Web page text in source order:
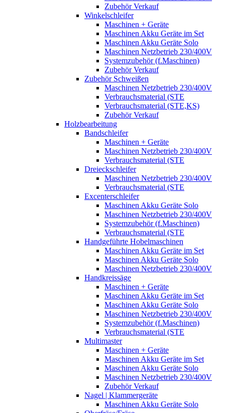
Zubehör Verkauf
Winkelschleifer
Maschinen + Geräte
Maschinen Akku Geräte im Set
Maschinen Akku Geräte Solo
Maschinen Netzbetrieb 230/400V
Systemzubehör (f.Maschinen)
Zubehör Verkauf
Zubehör Schweißen
Maschinen Netzbetrieb 230/400V
Verbrauchsmaterial (STE
Verbrauchsmaterial (STE,KS)
Zubehör Verkauf
Holzbearbeitung
Bandschleifer
Maschinen + Geräte
Maschinen Netzbetrieb 230/400V
Verbrauchsmaterial (STE
Dreieckschleifer
Maschinen Netzbetrieb 230/400V
Verbrauchsmaterial (STE
Excenterschleifer
Maschinen Akku Geräte Solo
Maschinen Netzbetrieb 230/400V
Systemzubehör (f.Maschinen)
Verbrauchsmaterial (STE
Handgeführte Hobelmaschinen
Maschinen Akku Geräte im Set
Maschinen Akku Geräte Solo
Maschinen Netzbetrieb 230/400V
Handkreissäge
Maschinen + Geräte
Maschinen Akku Geräte im Set
Maschinen Akku Geräte Solo
Maschinen Netzbetrieb 230/400V
Systemzubehör (f.Maschinen)
Verbrauchsmaterial (STE
Multimaster
Maschinen + Geräte
Maschinen Akku Geräte im Set
Maschinen Akku Geräte Solo
Maschinen Netzbetrieb 230/400V
Zubehör Verkauf
Nagel | Klammergeräte
Maschinen Akku Geräte Solo